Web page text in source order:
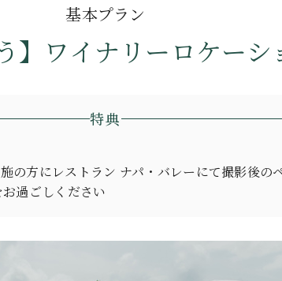
基本プラン
】ワイナリーロケー
特典
の方にレストラン ナパ・バレーにて撮影後の
過ごしください